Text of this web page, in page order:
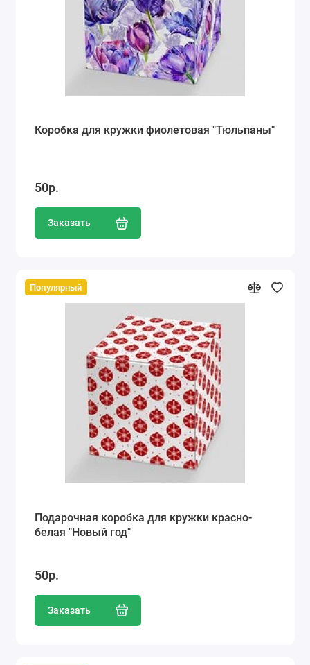
Коробка для кружки фиолетовая "Тюльпаны"
50р.
Заказать
Популярный
Подарочная коробка для кружки красно-
белая "Новый год"
50р.
Заказать